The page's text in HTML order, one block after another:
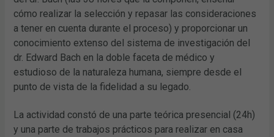
cómo realizar la selección y repasar las consideraciones
a tener en cuenta durante el proceso) y proporcionar un
conocimiento extenso del sistema de investigación del
dr. Edward Bach en la doble faceta de médico y
estudioso de la naturaleza humana, siempre desde el
punto de vista de la fidelidad a su legado.
La actividad constó de una parte teórica presencial (24h)
y una parte de trabajos prácticos para realizar en casa